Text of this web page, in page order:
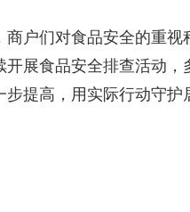
户们对食品安全的重视
展食品安全排查活动，
提高，用实际行动守护